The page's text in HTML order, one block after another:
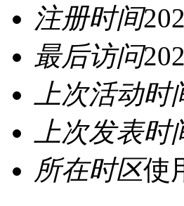
注册时间
最后访问
上次活动时
上次发表时
所在时区使